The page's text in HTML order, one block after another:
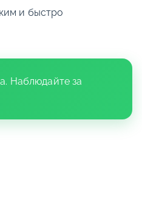
и быстро
Наблюдайте за